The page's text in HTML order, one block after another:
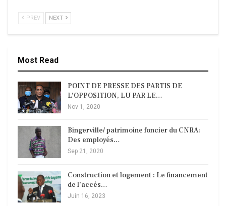
PREV NEXT
Most Read
POINT DE PRESSE DES PARTIS DE
L’OPPOSITION, LU PAR LE…
Nov 1, 2020
Bingerville/ patrimoine foncier du CNRA:
Des employés…
Sep 21, 2020
Construction et logement : Le financement
de l’accès…
Juin 16, 2023